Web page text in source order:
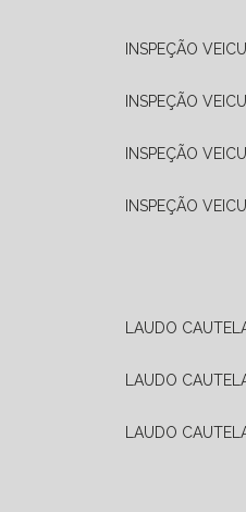
INSPEÇÃO
INSPEÇÃO
INSPEÇÃO
INSPEÇÃO
LAUDO
LAUDO
LAUDO